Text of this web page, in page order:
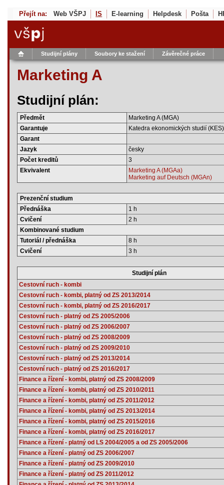
Přejít na: Web VŠPJ IS E-learning Helpdesk Pošta
Studijní plány Soubory ke stažení Závěrečné práce
Marketing A
Studijní plán:
Předmět
Marketing A (MGA)
Garantuje
Katedra ekonomických studií (KES)
Garant
Jazyk
česky
Počet kreditů
3
Ekvivalent
Marketing A (MGAa)
Marketing auf Deutsch (MGAn)
Prezenční studium
Přednáška
1 h
Cvičení
2 h
Kombinované studium
Tutoriál / přednáška
8 h
Cvičení
3 h
Studijní plán
Cestovní ruch - kombi
Cestovní ruch - kombi, platný od ZS 2013/2014
Cestovní ruch - kombi, platný od ZS 2016/2017
Cestovní ruch - platný od ZS 2005/2006
Cestovní ruch - platný od ZS 2006/2007
Cestovní ruch - platný od ZS 2008/2009
Cestovní ruch - platný od ZS 2009/2010
Cestovní ruch - platný od ZS 2013/2014
Cestovní ruch - platný od ZS 2016/2017
Finance a řízení - kombi, platný od ZS 2008/2009
Finance a řízení - kombi, platný od ZS 2010/2011
Finance a řízení - kombi, platný od ZS 2011/2012
Finance a řízení - kombi, platný od ZS 2013/2014
Finance a řízení - kombi, platný od ZS 2015/2016
Finance a řízení - kombi, platný od ZS 2016/2017
Finance a řízení - platný od LS 2004/2005 a od ZS 2005/2006
Finance a řízení - platný od ZS 2006/2007
Finance a řízení - platný od ZS 2009/2010
Finance a řízení - platný od ZS 2011/2012